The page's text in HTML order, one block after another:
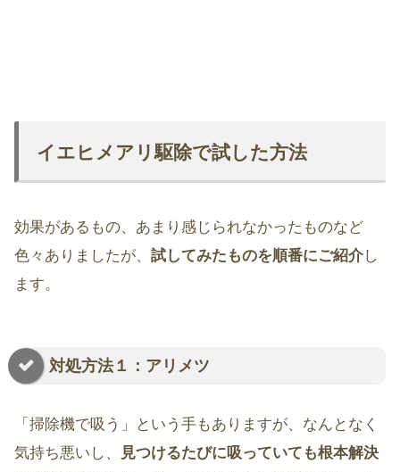
イエヒメアリ駆除で試した方法
効果があるもの、あまり感じられなかったものなど
色々ありましたが、 試してみたものを順番にご紹介し
ます。
対処方法１：アリメツ
「掃除機で吸う」という手もありますが、なんとなく
気持ち悪いし、
見つけるたびに吸っていても根本解決